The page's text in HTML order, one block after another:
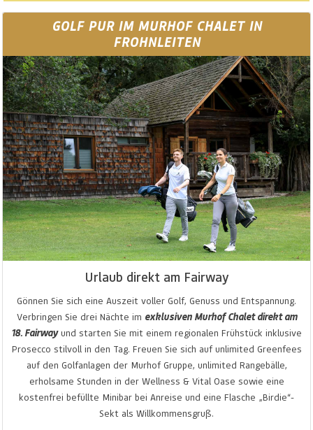
GOLF PUR IM MURHOF CHALET IN
FROHNLEITEN
Urlaub direkt am Fairway
Gönnen Sie sich eine Auszeit voller Golf, Genuss und Entspannung.
Verbringen Sie drei Nächte im exklusiven Murhof Chalet direkt am
18. Fairwayund starten Sie mit einem regionalen Frühstück inklusive
Prosecco stilvoll in den Tag. Freuen Sie sich auf unlimited Greenfees
auf den Golfanlagen der Murhof Gruppe, unlimited Rangebälle,
erholsame Stunden in der Wellness & Vital Oase sowie eine
kostenfrei befüllte Minibar bei Anreise und eine Flasche „Birdie“-
Sekt als Willkommensgruß.